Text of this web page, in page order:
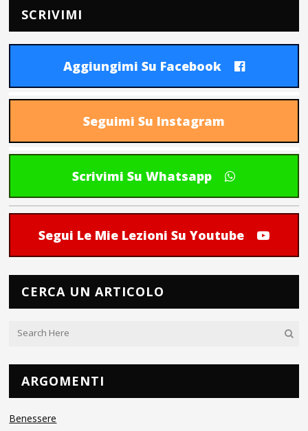
SCRIVIMI
Aggiungimi Su Facebook
Seguimi Su Instagram
Scrivimi Su Whatsapp
Segui Le Mie Lezioni Su Youtube
CERCA UN ARTICOLO
ARGOMENTI
Benessere